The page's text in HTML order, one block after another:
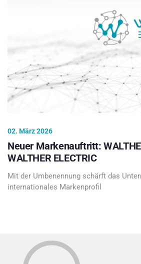
02. März 2026
Neuer Markenauftritt:
WALTHER ELECTRIC
Mit der Umbenennung schärft das
internationales Markenprofil